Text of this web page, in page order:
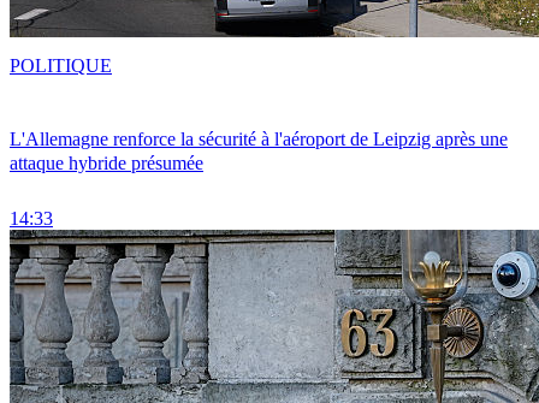
L'Allemagne renforce la sécurité à l'aéroport de Leipzig après une
attaque hybride présumée
14:33
POLITIQUE